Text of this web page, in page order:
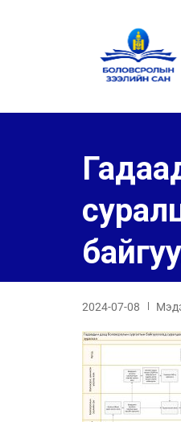
2024-07-08